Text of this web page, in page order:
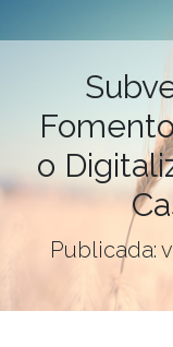
o
Publicada: